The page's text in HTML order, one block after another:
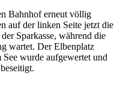
Bahnhof erneut völlig
auf der linken Seite jetzt die
Sparkasse, während die
wartet. Der Elbenplatz
wurde aufgewertet und